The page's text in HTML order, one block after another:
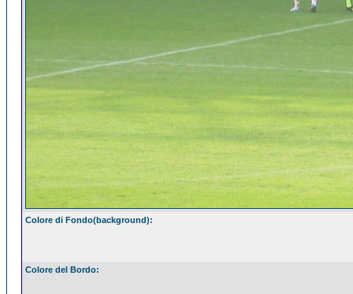
Colore di Fondo(background):
Colore del Bordo: